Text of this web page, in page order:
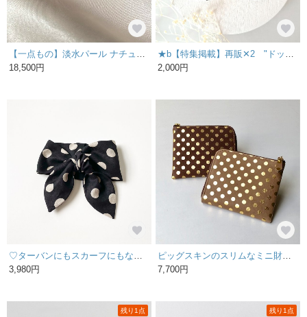
18,500円
2,000円
3,980円
7,700円
残り1点 残り1点